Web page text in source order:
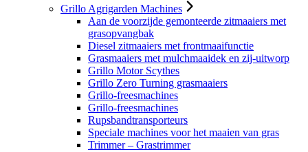
Grillo Agrigarden Machines
Aan de voorzijde gemonteerde zitmaaiers met
grasopvangbak
Diesel zitmaaiers met frontmaaifunctie
Grasmaaiers met mulchmaaidek en zij-uitworp
Grillo Motor Scythes
Grillo Zero Turning grasmaaiers
Grillo-freesmachines
Grillo-freesmachines
Rupsbandtransporteurs
Speciale machines voor het maaien van gras
Trimmer – Grastrimmer